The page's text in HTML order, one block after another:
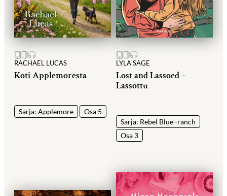
RACHAEL LUCAS
Koti Applemoresta
Sarja: Applemore Osa 5
LYLA SAGE
Lost and Lassoed –
Lassottu
Sarja: Rebel Blue -ranch
Osa 3